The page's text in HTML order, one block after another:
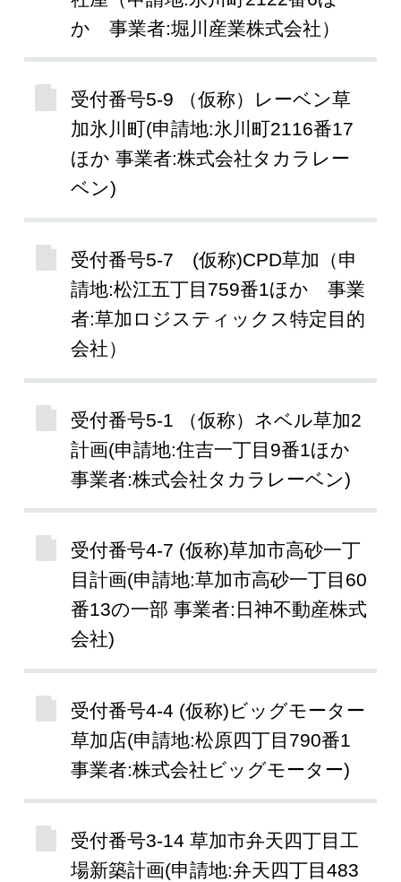
か 事業者:堀川産業株式会社）
受付番号5-9 （仮称）レーベン草
加氷川町(申請地:氷川町2116番17
ほか 事業者:株式会社タカラレー
ベン)
受付番号5-7 (仮称)CPD草加（申
請地:松江五丁目759番1ほか 事業
者:草加ロジスティックス特定目的
会社）
受付番号5-1 （仮称）ネベル草加2
計画(申請地:住吉一丁目9番1ほか
事業者:株式会社タカラレーベン)
受付番号4-7 (仮称)草加市高砂一丁
目計画(申請地:草加市高砂一丁目60
番13の一部 事業者:日神不動産株式
会社)
受付番号4-4 (仮称)ビッグモーター
草加店(申請地:松原四丁目790番1
事業者:株式会社ビッグモーター)
受付番号3-14 草加市弁天四丁目工
場新築計画(申請地:弁天四丁目483